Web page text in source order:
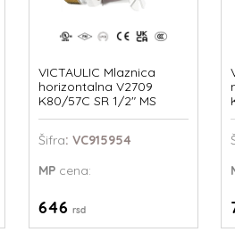
VICTAULIC Mlaznica
horizontalna V2709
K80/57C SR 1/2" MS
Šifra: VC915954
MPcena:
646 rsd